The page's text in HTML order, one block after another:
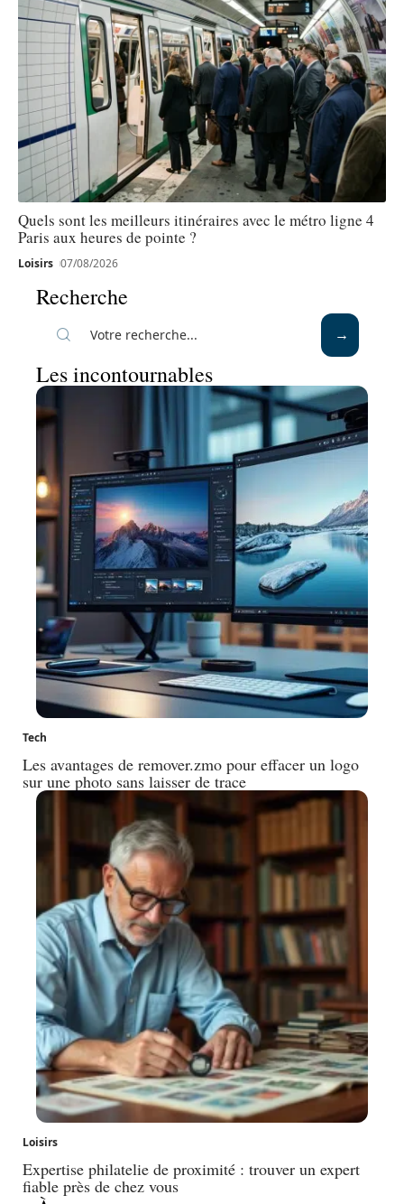
Quels sont les meilleurs itinéraires avec le métro ligne 4
Paris aux heures de pointe ?
Loisirs 07/08/2026
Recherche
Les incontournables
Tech
Les avantages de remover.zmo pour effacer un logo
sur une photo sans laisser de trace
Loisirs
Expertise philatelie de proximité : trouver un expert
fiable près de chez vous